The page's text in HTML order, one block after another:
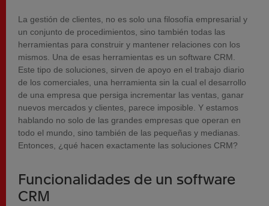
La gestión de clientes, no es solo una filosofía empresarial y
un conjunto de procedimientos, sino también todas las
herramientas para construir y mantener relaciones con los
mismos. Una de esas herramientas es un software CRM.
Este tipo de soluciones, sirven de apoyo en el trabajo diario
de los comerciales, una herramienta sin la cual el desarrollo
de una empresa que persiga incrementar las ventas, ganar
nuevos mercados y clientes, parece imposible. Y estamos
hablando no solo de las grandes empresas que operan en
todo el mundo, sino también de las pequeñas y medianas.
Entonces, ¿qué hacen exactamente las soluciones CRM?
Funcionalidades de un software
CRM